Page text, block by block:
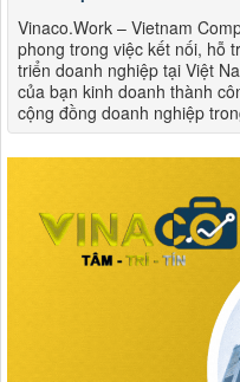
Vinaco.Work – Vietnam
phong trong việc kết nối, hỗ
triển doanh nghiệp tại Việt
của bạn kinh doanh thành
cộng đồng doanh nghiệp